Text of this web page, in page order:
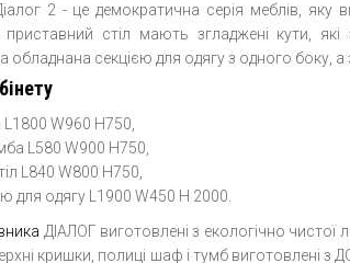
2 - це демократична серія меблів, яку
стіл мають згладжені кути,
секцією для одягу з одного боку,
L1800 W960 H750,
L580 W900 H750,
L840 W800 H750,
для одягу L1900 W450 H 2000.
ДІАЛОГ виготовлені з екологічно чистої
кришки, полиці шаф і тумб виготовлені